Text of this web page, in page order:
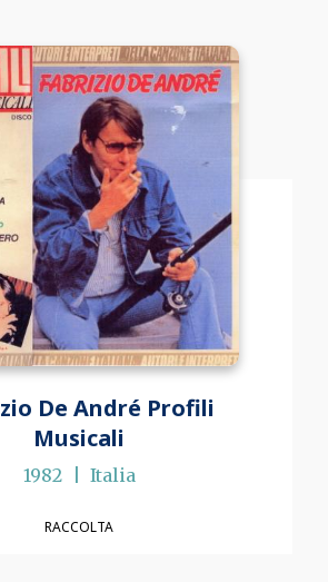
De André Profili
Musicali
1982 Italia
RACCOLTA